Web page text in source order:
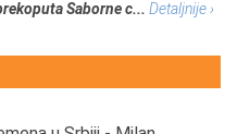
Saborne c... Detaljnije ›